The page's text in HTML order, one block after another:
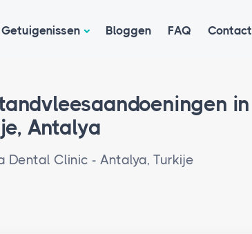
Getuigenissen Bloggen FAQ Contact
in
Antalya
Dental Clinic - Antalya, Turkije